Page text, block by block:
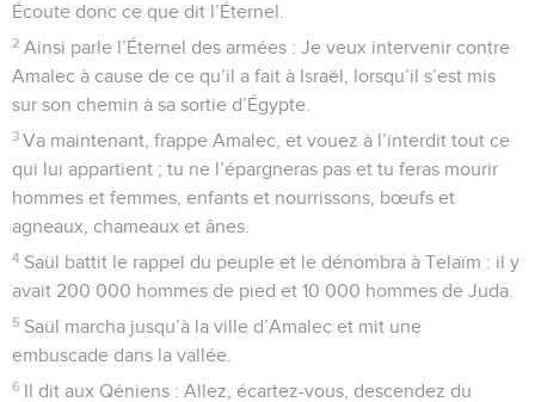
Écoute donc ce que dit l’Éternel.
2 Ainsi parle l’Éternel des armées : Je veux intervenir contre
Amalec à cause de ce qu’il a fait à Israël, lorsqu’il s’est mis
sur son chemin à sa sortie d’Égypte.
3 Va maintenant, frappe Amalec, et vouez à l’interdit tout ce
qui lui appartient ; tu ne l’épargneras pas et tu feras mourir
hommes et femmes, enfants et nourrissons, bœufs et
agneaux, chameaux et ânes.
4 Saül battit le rappel du peuple et le dénombra à Telaïm : il y
avait 200 000 hommes de pied et 10 000 hommes de Juda.
5 Saül marcha jusqu’à la ville d’Amalec et mit une
embuscade dans la vallée.
6 Il dit aux Qéniens : Allez, écartez-vous, descendez du